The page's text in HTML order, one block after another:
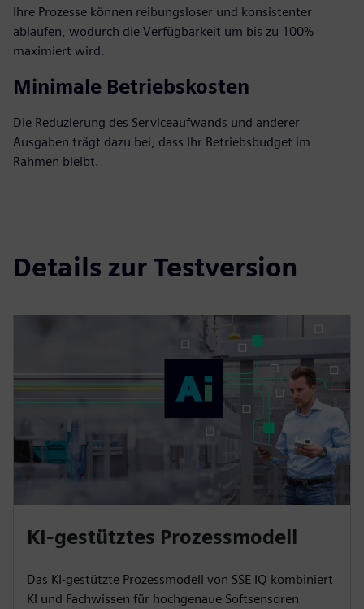
Ihre Prozesse können reibungsloser und konsistenter
ablaufen, wodurch die Verfügbarkeit um bis zu 100%
maximiert wird.
Minimale Betriebskosten
Die Reduzierung des Serviceaufwands und anderer
Ausgaben trägt dazu bei, dass Ihr Betriebsbudget im
Rahmen bleibt.
Details zur Testversion
KI-gestütztes Prozessmodell
Das KI-gestützte Prozessmodell von SSE IQ kombiniert
KI und Fachwissen für hochgenaue Softsensoren